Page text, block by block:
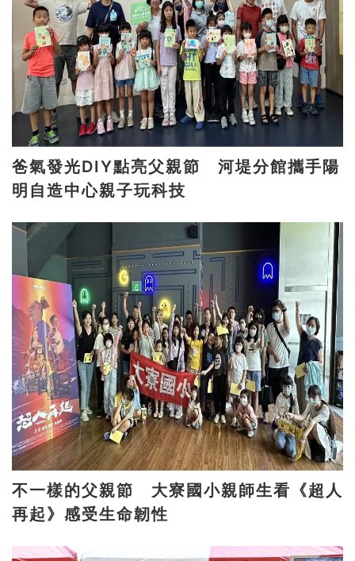
爸氣發光DIY點亮父親節 河堤分館攜手陽
明自造中心親子玩科技
不一樣的父親節 大寮國小親師生看《超人
再起》感受生命韌性